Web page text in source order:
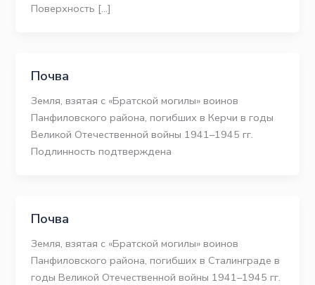
Поверхность […]
Почва
Земля, взятая с «Братской могилы» воинов
Панфиловского района, погибших в Керчи в годы
Великой Отечественной войны 1941–1945 гг.
Подлинность подтверждена
Почва
Земля, взятая с «Братской могилы» воинов
Панфиловского района, погибших в Сталинграде в
годы Великой Отечественной войны 1941–1945 гг.